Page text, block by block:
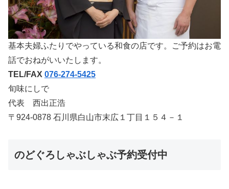
基本夫婦ふたりでやっている和食の店です。ご予約はお電
話でおねがいいたします。
TEL/FAX 076-274-5425
旬味にしで
代表 西出正浩
〒924-0878 石川県白山市末広１丁目１５４－１
のどぐろしゃぶしゃぶ予約受付中